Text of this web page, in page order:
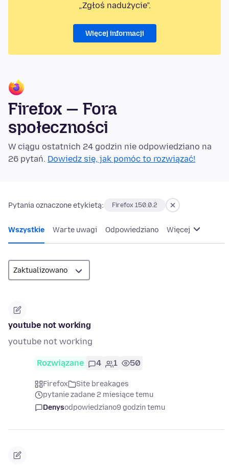
„Zgłoś nadużycie”.
Więcej informacji
Firefox — Fora
społeczności
W ciągu ostatnich 24 godzin nie odpowiedziano na
26 pytań. Dowiedz się, jak pomóc to rozwiązać!
Pytania oznaczone etykietą: Firefox 150.0.2
Wszystkie Warte uwagi Odpowiedziano Więcej
youtube not working
youtube not working
Rozwiązane 4 1 50
Firefox
Site breakages
pytanie zadane 2 miesiące temu
Denysodpowiedziano9 godzin temu